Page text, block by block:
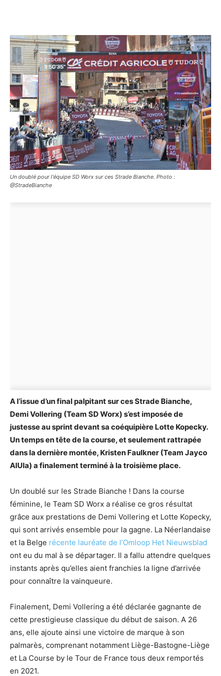
Un doublé pour l'équipe SD Worx sur ces Strade Bianche. Photo :
@StradeBianche
A l’issue d’un final palpitant sur ces Strade Bianche,
Demi Vollering (Team SD Worx) s’est imposée de
justesse au sprint devant sa coéquipière Lotte Kopecky.
Un temps en tête de la course, et seulement rattrapée
dans la dernière montée, Kristen Faulkner (Team Jayco
AlUla) a finalement terminé à la troisième place.
Un doublé sur les Strade Bianche ! Dans la course
féminine, le Team SD Worx a réalise ce gros résultat
grâce aux prestations de Demi Vollering et Lotte Kopecky,
qui sont arrivés ensemble pour la gagne. La Néerlandaise
et la Belge récente lauréate de l’Omloop Het Nieuwsblad
ont eu du mal à se départager. Il a fallu attendre quelques
instants après qu’elles aient franchies la ligne d’arrivée
pour connaître la vainqueure.
Finalement, Demi Vollering a été déclarée gagnante de
cette prestigieuse classique du début de saison. A 26
ans, elle ajoute ainsi une victoire de marque à son
palmarès, comprenant notamment Liège-Bastogne-Liège
et La Course by le Tour de France tous deux remportés
en 2021.